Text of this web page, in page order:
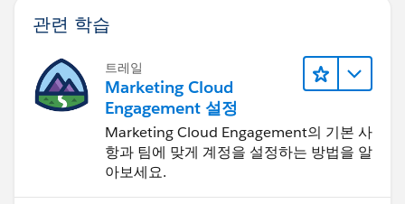
관련 학습
트레일
Marketing Cloud
Engagement 설정
Marketing Cloud Engagement의 기본 사
항과 팀에 맞게 계정을 설정하는 방법을 알
아보세요.